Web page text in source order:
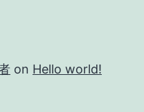
on Hello world!